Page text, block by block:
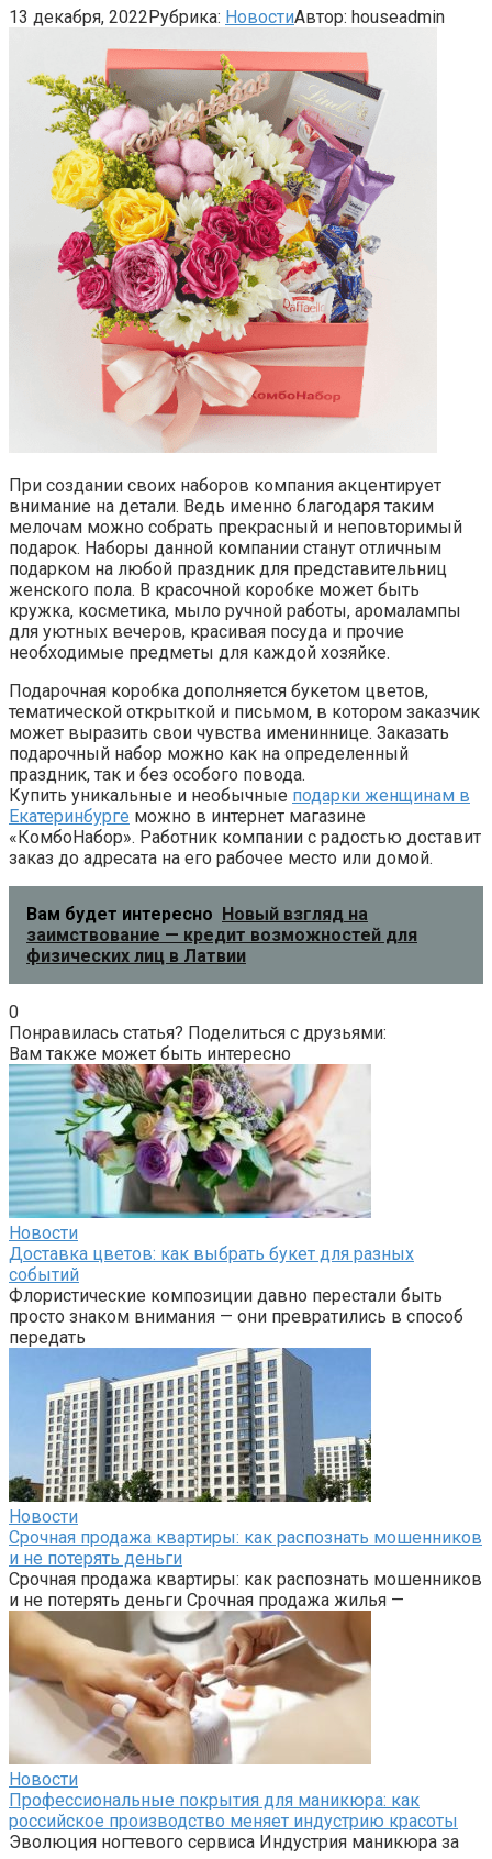
13 декабря, 2022Рубрика: НовостиАвтор: houseadmin
При создании своих наборов компания акцентирует
внимание на детали. Ведь именно благодаря таким
мелочам можно собрать прекрасный и неповторимый
подарок. Наборы данной компании станут отличным
подарком на любой праздник для представительниц
женского пола. В красочной коробке может быть
кружка, косметика, мыло ручной работы, аромалампы
для уютных вечеров, красивая посуда и прочие
необходимые предметы для каждой хозяйке.
Подарочная коробка дополняется букетом цветов,
тематической открыткой и письмом, в котором заказчик
может выразить свои чувства имениннице. Заказать
подарочный набор можно как на определенный
праздник, так и без особого повода.
Купить уникальные и необычные подарки женщинам в
Екатеринбурге можно в интернет магазине
«КомбоНабор». Работник компании с радостью доставит
заказ до адресата на его рабочее место или домой.
Вам будет интересно Новый взгляд на
заимствование — кредит возможностей для
физических лиц в Латвии
0
Понравилась статья? Поделиться с друзьями:
Вам также может быть интересно
Новости
Доставка цветов: как выбрать букет для разных
событий
Флористические композиции давно перестали быть
просто знаком внимания — они превратились в способ
передать
Новости
Срочная продажа квартиры: как распознать мошенников
и не потерять деньги
Срочная продажа квартиры: как распознать мошенников
и не потерять деньги Срочная продажа жилья —
Новости
Профессиональные покрытия для маникюра: как
российское производство меняет индустрию красоты
Эволюция ногтевого сервиса Индустрия маникюра за